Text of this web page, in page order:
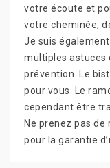
votre écoute et
votre cheminée,
Je suis
multiples astuces
prévention. Le
pour vous. Le
cependant être
Ne prenez pas
pour la garantie